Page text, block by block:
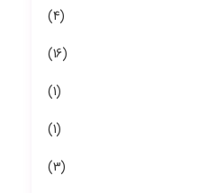
4
16
1
1
3